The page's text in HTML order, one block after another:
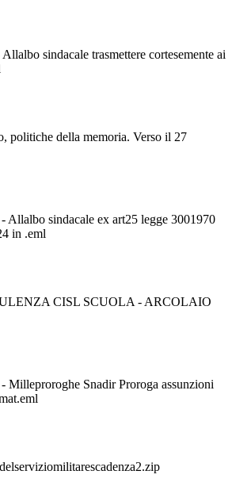
sindacale trasmettere cortesemente ai
politiche della memoria. Verso il 27
Allalbo sindacale ex art25 legge 3001970
in .eml
CISL SCUOLA - ARCOLAIO
Milleproroghe Snadir Proroga assunzioni